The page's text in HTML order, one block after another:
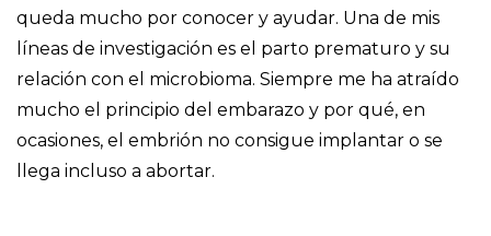
queda mucho por conocer y ayudar. Una de mis
líneas de investigación es el parto prematuro y su
relación con el microbioma. Siempre me ha atraído
mucho el principio del embarazo y por qué, en
ocasiones, el embrión no consigue implantar o se
llega incluso a abortar.